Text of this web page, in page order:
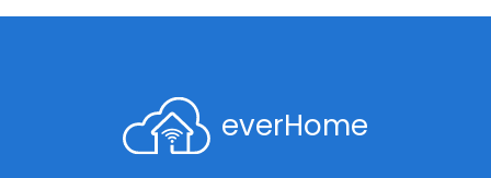
everHome